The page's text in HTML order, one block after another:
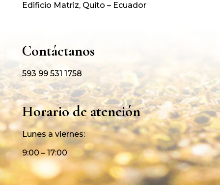
Edificio Matriz, Quito – Ecuador
Contáctanos
593 99 531 1758
Horario de atención
Lunes a viernes:
9:00 – 17:00